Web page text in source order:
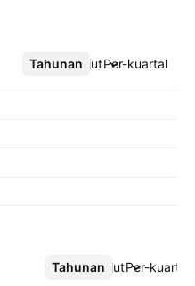
Tahunan Per-kuartal
Lebih lanjut
Tahunan Per-kuartal
Lebih lanjut